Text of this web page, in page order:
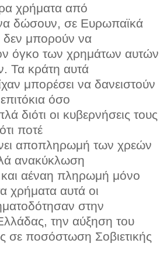
χρήματα από
δώσουν, σε Ευρωπαϊκά
μπορούν να
όγκο των χρημάτων αυτών
Τα κράτη αυτά
μπορέσει να δανειστούν
όσο
διότι οι κυβερνήσεις τους
ποτέ
αποπληρωμή των χρεών
ανακύκλωση
αέναη πληρωμή μόνο
χρήματα αυτά οι
στην
την αύξηση του
σε ποσόστωση Σοβιετικής